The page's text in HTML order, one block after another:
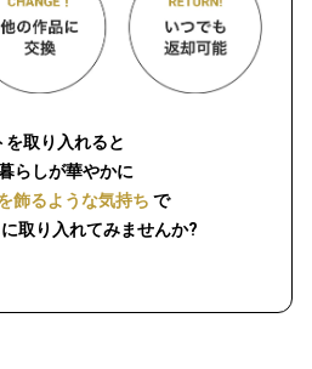
を取り入れると
らしが華やかに
飾るような気持ち で
取り入れてみませんか?